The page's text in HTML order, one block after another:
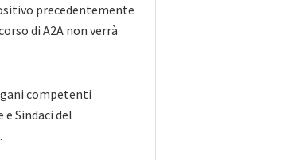
precedentemente
di A2A non verrà
competenti
Sindaci del